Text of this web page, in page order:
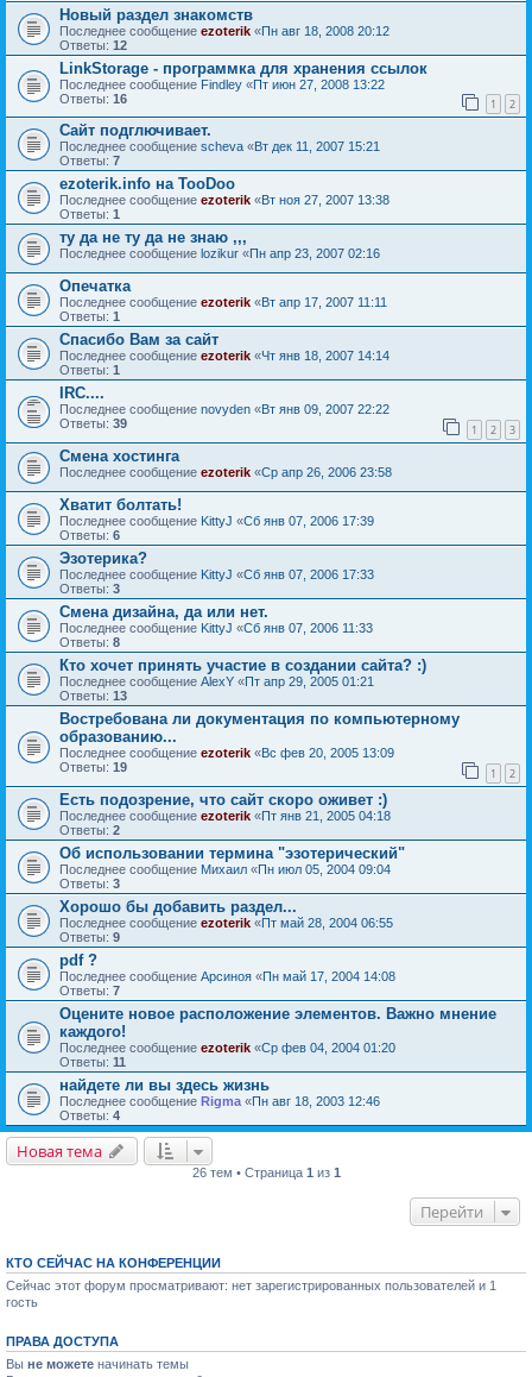
Новый раздел знакомств
Последнее сообщение ezoterik «Пн авг 18, 2008 20:12
Ответы: 12
LinkStorage - программка для хранения ссылок
Последнее сообщение Findley «Пт июн 27, 2008 13:22
Ответы: 16 1 2
Сайт подглючивает.
Последнее сообщение sсheva «Вт дек 11, 2007 15:21
Ответы: 7
ezoterik.info на TooDoo
Последнее сообщение ezoterik «Вт ноя 27, 2007 13:38
Ответы: 1
ту да не ту да не знаю ,,,
Последнее сообщение lozikur «Пн апр 23, 2007 02:16
Опечатка
Последнее сообщение ezoterik «Вт апр 17, 2007 11:11
Ответы: 1
Спасибо Вам за сайт
Последнее сообщение ezoterik «Чт янв 18, 2007 14:14
Ответы: 1
IRC....
Последнее сообщение novyden «Вт янв 09, 2007 22:22
Ответы: 39 1 2 3
Смена хостинга
Последнее сообщение ezoterik «Ср апр 26, 2006 23:58
Хватит болтать!
Последнее сообщение KittyJ «Сб янв 07, 2006 17:39
Ответы: 6
Эзотерика?
Последнее сообщение KittyJ «Сб янв 07, 2006 17:33
Ответы: 3
Смена дизайна, да или нет.
Последнее сообщение KittyJ «Сб янв 07, 2006 11:33
Ответы: 8
Кто хочет принять участие в создании сайта? :)
Последнее сообщение AlexY «Пт апр 29, 2005 01:21
Ответы: 13
Востребована ли документация по компьютерному
образованию...
Последнее сообщение ezoterik «Вс фев 20, 2005 13:09
Ответы: 19 1 2
Есть подозрение, что сайт скоро оживет :)
Последнее сообщение ezoterik «Пт янв 21, 2005 04:18
Ответы: 2
Об использовании термина "эзотерический"
Последнее сообщение Михаил «Пн июл 05, 2004 09:04
Ответы: 3
Хорошо бы добавить раздел...
Последнее сообщение ezoterik «Пт май 28, 2004 06:55
Ответы: 9
pdf ?
Последнее сообщение Арсиноя «Пн май 17, 2004 14:08
Ответы: 7
Оцените новое расположение элементов. Важно мнение
каждого!
Последнее сообщение ezoterik «Ср фев 04, 2004 01:20
Ответы: 11
найдете ли вы здесь жизнь
Последнее сообщение Rigma «Пн авг 18, 2003 12:46
Ответы: 4
Новая тема
26 тем • Страница 1 из 1
Перейти
КТО СЕЙЧАС НА КОНФЕРЕНЦИИ
Сейчас этот форум просматривают: нет зарегистрированных пользователей и 1
гость
ПРАВА ДОСТУПА
Вы не можете начинать темы